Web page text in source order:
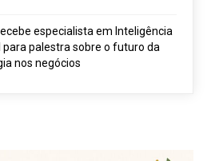
especialista em Inteligência
palestra sobre o futuro da
nos negócios